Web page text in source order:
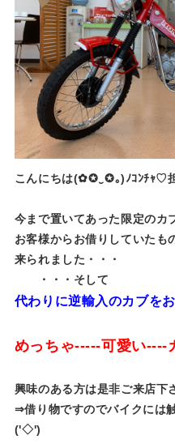
こんにちは(✿✪‿✪｡)ﾉｺﾝﾁｬ♡
今まで置いてあった限定のカ
お客様からお借りしていたも
来られました・・・
・・・そして
代わりに逆輸入のカブを
めっちゃ-----可愛い----
興味のある方は是非ご来店下
⇒借り物ですのでバイクには
('◇')ゞ